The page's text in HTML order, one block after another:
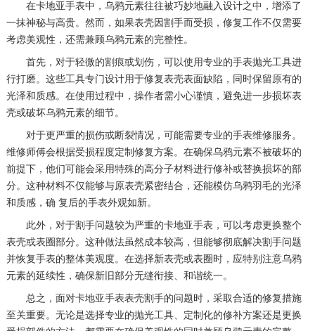
在卡地亚手表中，乌鸦元素往往被巧妙地融入设计之中，增添了
一抹神秘与高贵。然而，如果表壳因割手而受损，修复工作不仅需要
考虑美观性，还需兼顾乌鸦元素的完整性。
首先，对于轻微的割痕或划伤，可以使用专业的手表抛光工具进
行打磨。这些工具专门设计用于修复表壳表面缺陷，同时保留原有的
光泽和质感。在使用过程中，操作者需小心谨慎，避免进一步损坏表
壳或破坏乌鸦元素的细节。
对于更严重的损伤或断裂情况，可能需要专业的手表维修服务。
维修师傅会根据受损程度定制修复方案。在确保乌鸦元素不被破坏的
前提下，他们可能会采用特殊的高分子材料进行修补或替换损坏的部
分。这种材料不仅能够与原表壳紧密结合，还能模仿乌鸦羽毛的光泽
和质感，确 复后的手表外观如新。
此外，对于割手问题较为严重的卡地亚手表，可以考虑更换整个
表壳或表圈部分。这种做法虽然成本较高，但能够彻底解决割手问题
并恢复手表的整体美观度。在选择新表壳或表圈时，应特别注意乌鸦
元素的延续性，确保新旧部分无缝衔接、和谐统一。
总之，面对卡地亚手表表壳割手的问题时，采取合适的修复措施
至关重要。无论是选择专业的抛光工具、定制化的修补方案还是更换